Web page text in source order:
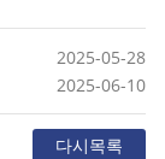
2025-05-28
2025-06-10
다시목록